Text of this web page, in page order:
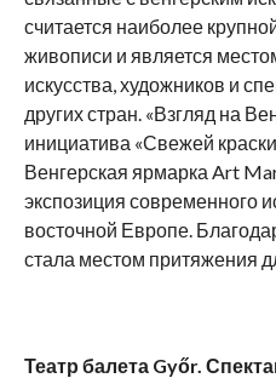
считается наиболее
живописи и является
искусства, художников и
других стран. «Взгляд на
инициатива «Свежей
Венгерская ярмарка Art
экспозиция современного
восточной Европе.
стала местом притяжения
Театр балета Győr.